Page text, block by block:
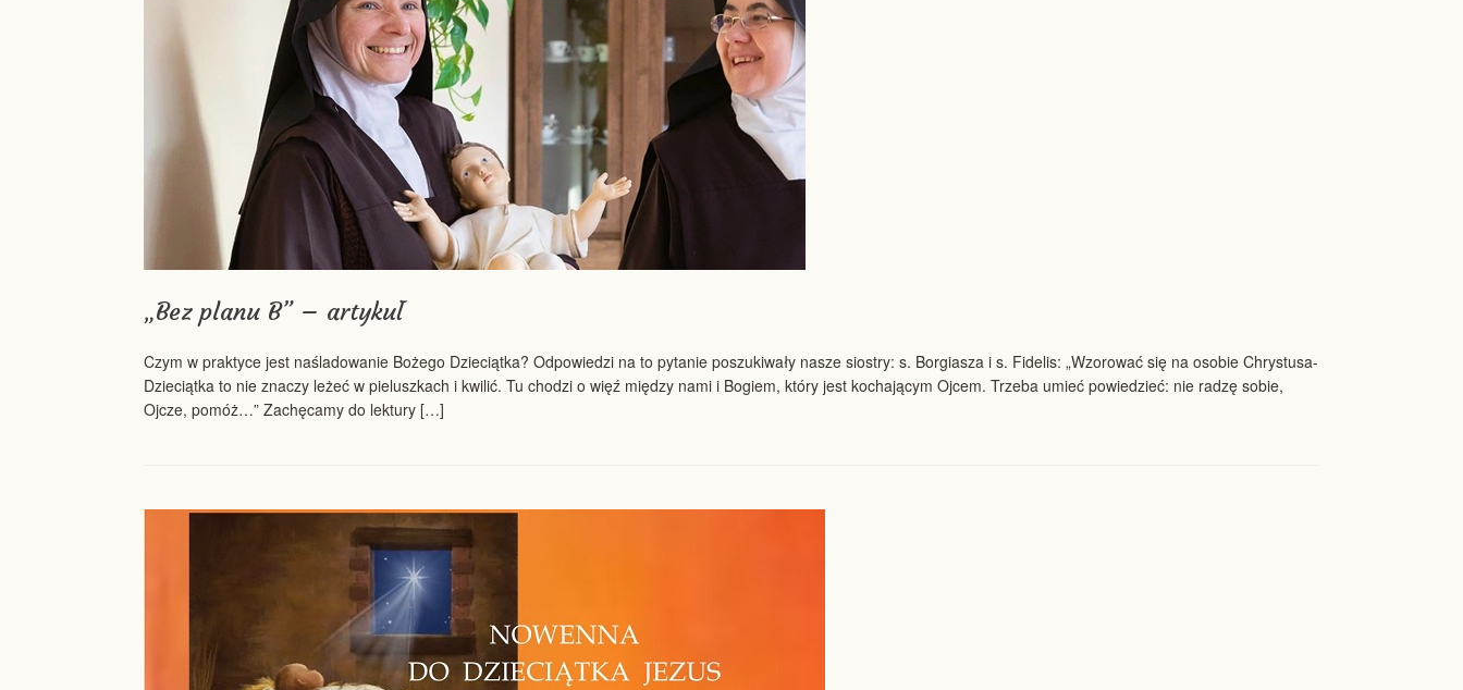
„Bez planu B” – artykuł
Czym w praktyce jest naśladowanie Bożego Dzieciątka? Odpowiedzi na to pytanie poszukiwały nasze siostry: s. Borgiasza i s. Fidelis: „Wzorować się na osobie Chrystusa-
Dzieciątka to nie znaczy leżeć w pieluszkach i kwilić. Tu chodzi o więź między nami i Bogiem, który jest kochającym Ojcem. Trzeba umieć powiedzieć: nie radzę sobie,
Ojcze, pomóż…” Zachęcamy do lektury […]